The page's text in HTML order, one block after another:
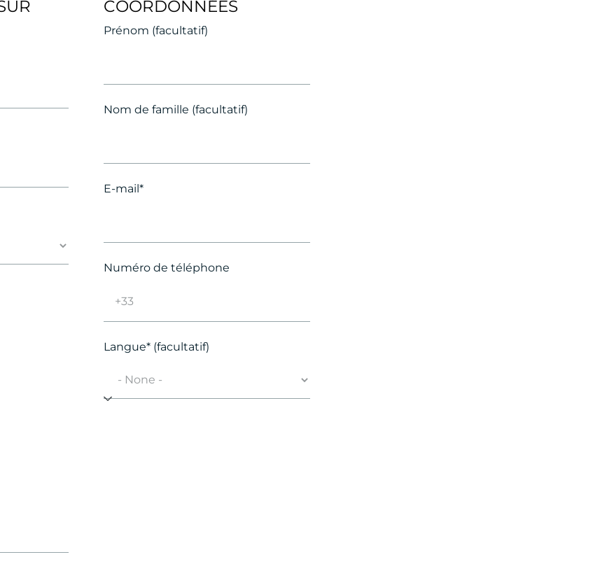
COORDONNÉES
Prénom (facultatif)
Nom de famille (facultatif)
E-mail*
Numéro de téléphone
Langue* (facultatif)